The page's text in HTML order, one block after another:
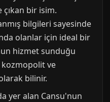
bir isim.
bilgileri sayesinde
olanlar için ideal bir
hizmet sunduğu
ve
bilinir.
yer alan Cansu'nun